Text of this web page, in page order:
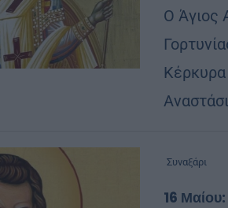
Ο Άγιος
Κέρκυρα
Συναξάρι
16